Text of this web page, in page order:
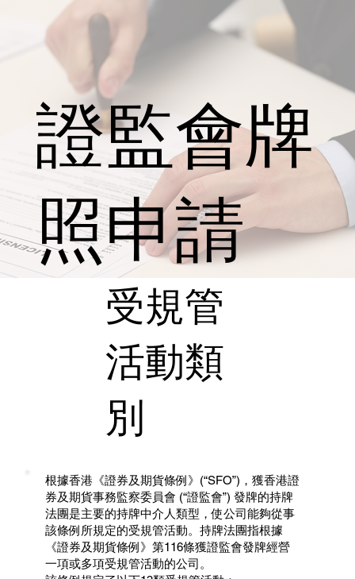
證監會牌
照申請
受規管
活動類
別
根據香港《證券及期貨條例》(“SFO”)，獲香港證
券及期貨事務監察委員會 (“證監會”) 發牌的持牌
法團是主要的持牌中介人類型，使公司能夠從事
該條例所規定的受規管活動。持牌法團指根據
《證券及期貨條例》第116條獲證監會發牌經營
一項或多項受規管活動的公司。